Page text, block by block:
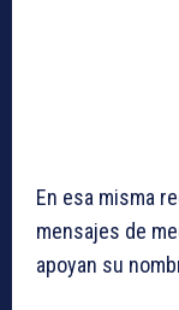
En esa misma
mensajes de
apoyan su